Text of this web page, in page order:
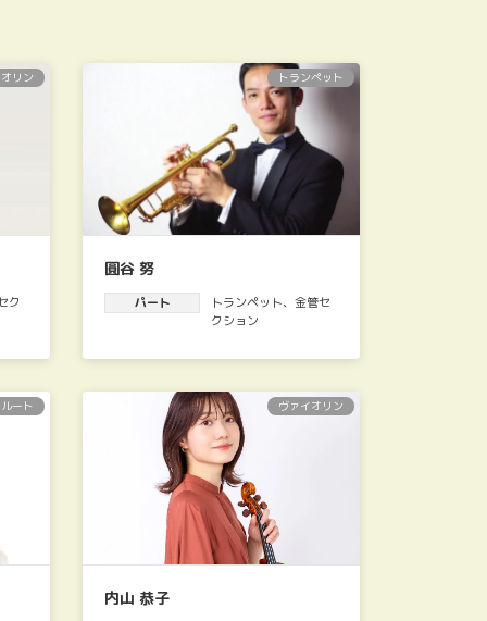
リン
ク
トランペット
圓谷 努
パート トランペット、 金管セ
クション
ート ヴァイオリン
内山 恭子